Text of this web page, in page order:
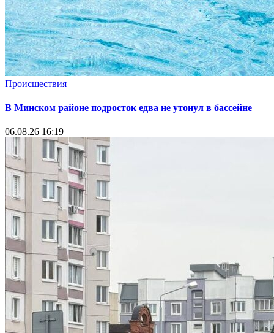
Происшествия
В Минском районе подросток едва не утонул в бассейне
06.08.26 16:19